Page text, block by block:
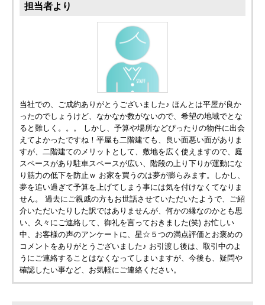
担当者より
当社での、ご成約ありがとうございました♪ ほんとは平屋が良か
ったのでしょうけど、なかなか数がないので、希望の地域でとな
ると難しく。。。 しかし、予算や場所などぴったりの物件に出会
えてよかったですね！平屋も二階建ても、良い面悪い面がありま
すが、二階建てのメリットとして、敷地を広く使えますので、庭
スペースがあり駐車スペースが広い、階段の上り下りが運動にな
り筋力の低下を防止ｗ お家を買うのは夢が膨らみます。しかし、
夢を追い過ぎて予算を上げてしまう事には気を付けなくてなりま
せん。 過去にご親戚の方もお世話させていただいたようで、ご紹
介いただいたりした訳ではありませんが、何かの縁なのかとも思
い、久々にご連絡して、御礼を言っておきました(笑) お忙しい
中、お客様の声のアンケートに、星☆５つの満点評価とお褒めの
コメントをありがとうございました♪ お引渡し後は、取引中のよ
うにご連絡することはなくなってしまいますが、今後も、疑問や
確認したい事など、お気軽にご連絡ください。